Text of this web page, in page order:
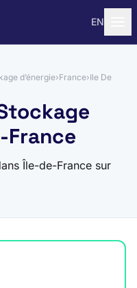
EN
d’énergie›France›Ile De
France
Île-de-France sur